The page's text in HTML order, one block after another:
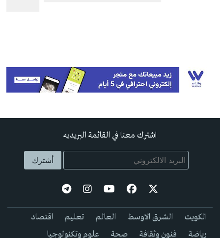
اشترك معنا في القائمة البريديه
الكويت الشرق الاوسط العالم تعليم
اقتصاد
رياضة
فنون وثقافة صحة علوم وتكنولوجيا